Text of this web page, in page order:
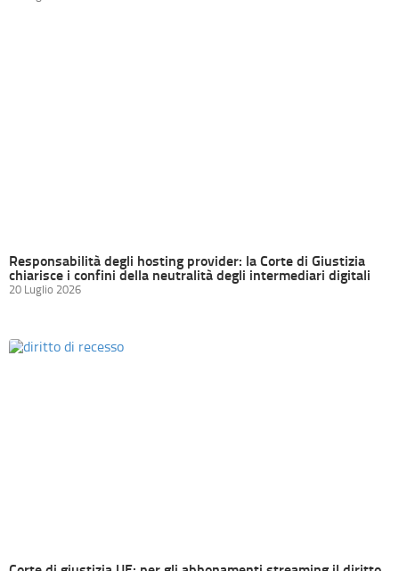
Responsabilità degli hosting provider: la Corte di Giustizia
chiarisce i confini della neutralità degli intermediari digitali
20 Luglio 2026